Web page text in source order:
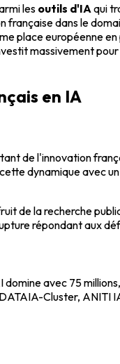
les outils d'IA qui
dans le
place européenne
massivement
en IA
de l'innovation
dynamique avec
de la recherche
répondant aux
avec 75
Cluster,